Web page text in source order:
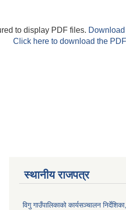
to display PDF files.
Click here to download the
स्थानीय राजपत्र
विगु गाउँपालिकाको कार्यसञ्‍चालन